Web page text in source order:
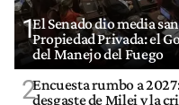
1El Senado dio media
Propiedad Privada: el
del Manejo del Fuego
2Encuesta rumbo a
desgaste de Milei y la